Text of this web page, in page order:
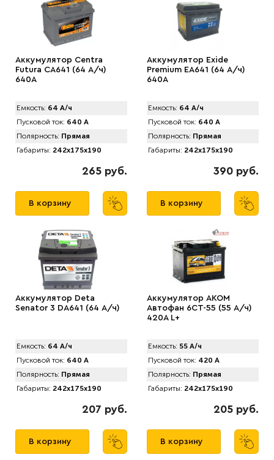
Аккумулятор Centra
Futura CA641 (64 А/ч)
640A
Емкость: 64 А/ч
Пусковой ток: 640 А
Полярность: Прямая
Габариты: 242x175x190
265 руб.
В корзину
Аккумулятор Exide
Premium EA641 (64 А/ч)
640A
Емкость: 64 А/ч
Пусковой ток: 640 А
Полярность: Прямая
Габариты: 242x175x190
390 руб.
В корзину
Аккумулятор Deta
Senator 3 DA641 (64 А/ч)
Емкость: 64 А/ч
Пусковой ток: 640 А
Полярность: Прямая
Габариты: 242x175x190
207 руб.
В корзину
Аккумулятор AKOM
Автофан 6CT-55 (55 А/ч)
420А L+
Емкость: 55 А/ч
Пусковой ток: 420 А
Полярность: Прямая
Габариты: 242x175x190
205 руб.
В корзину